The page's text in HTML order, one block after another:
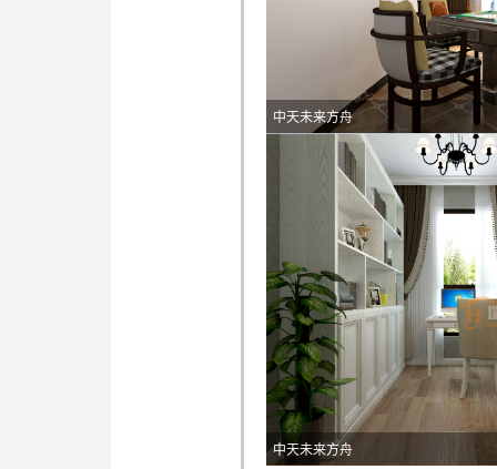
中天未来方舟
中天未来方舟